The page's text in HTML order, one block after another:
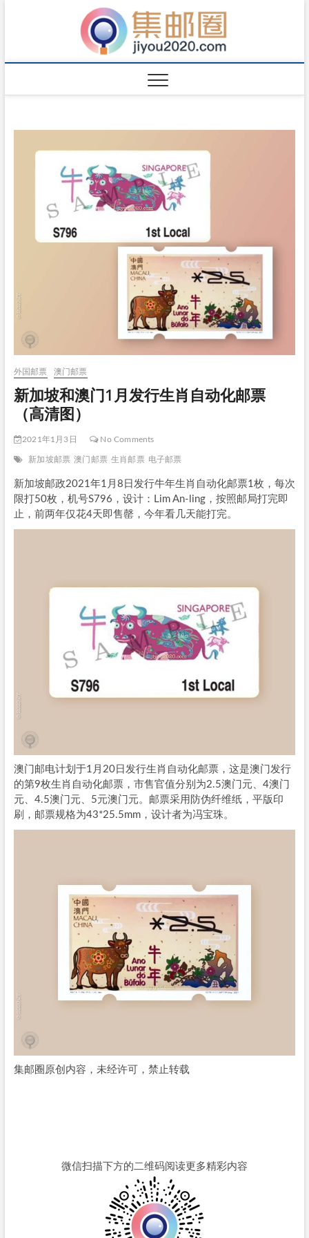
外国邮票 澳门邮票
新加坡和澳门1月发行生肖自动化邮票
（高清图）
2021年1月3日 No Comments
新加坡邮票 澳门邮票 生肖邮票 电子邮票
新加坡邮政2021年1月8日发行牛年生肖自动化邮票1枚，每次
限打50枚，机号S796，设计：Lim An-ling，按照邮局打完即
止，前两年仅花4天即售罄，今年看几天能打完。
澳门邮电计划于1月20日发行生肖自动化邮票，这是澳门发行
的第9枚生肖自动化邮票，市售官值分别为2.5澳门元、4澳门
元、4.5澳门元、5元澳门元。邮票采用防伪纤维纸，平版印
刷，邮票规格为43*25.5mm，设计者为冯宝珠。
集邮圈原创内容，未经许可，禁止转载
微信扫描下方的二维码阅读更多精彩内容